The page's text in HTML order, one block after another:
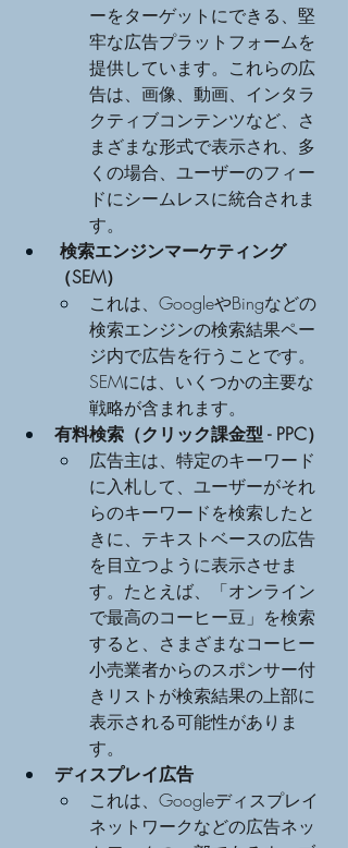
ーをターゲットにできる、堅
牢な広告プラットフォームを
提供しています。これらの広
告は、画像、動画、インタラ
クティブコンテンツなど、さ
まざまな形式で表示され、多
くの場合、ユーザーのフィー
ドにシームレスに統合されま
す。
検索エンジンマーケティング
（SEM）
これは、GoogleやBingなどの
検索エンジンの検索結果ペー
ジ内で広告を行うことです。
SEMには、いくつかの主要な
戦略が含まれます。
有料検索（クリック課金型 - PPC）
広告主は、特定のキーワード
に入札して、ユーザーがそれ
らのキーワードを検索したと
きに、テキストベースの広告
を目立つように表示させま
す。たとえば、「オンライン
で最高のコーヒー豆」を検索
すると、さまざまなコーヒー
小売業者からのスポンサー付
きリストが検索結果の上部に
表示される可能性がありま
す。
ディスプレイ広告
これは、Googleディスプレイ
ネットワークなどの広告ネッ